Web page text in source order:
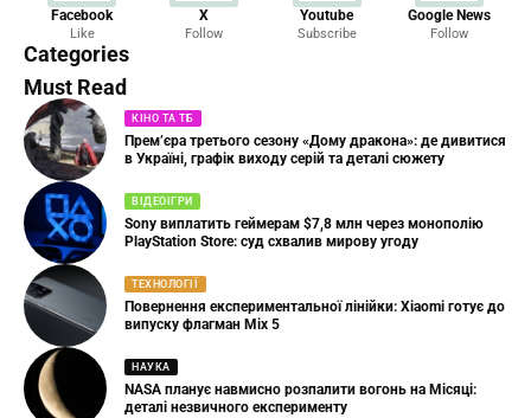
Facebook
Like
X
Follow
Youtube
Subscribe
Google News
Follow
Categories
Новини
23 Articles
Must Read
КІНО ТА ТБ
Прем’єра третього сезону «Дому дракона»: де дивитися
в Україні, графік виходу серій та деталі сюжету
ВІДЕОІГРИ
Sony виплатить геймерам $7,8 млн через монополію
PlayStation Store: суд схвалив мирову угоду
ТЕХНОЛОГІЇ
Повернення експериментальної лінійки: Xiaomi готує до
випуску флагман Mix 5
НАУКА
NASA планує навмисно розпалити вогонь на Місяці:
деталі незвичного експерименту